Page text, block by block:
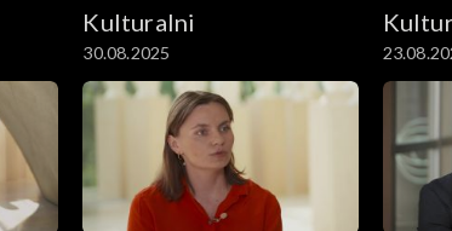
Kulturalni
30.08.2025